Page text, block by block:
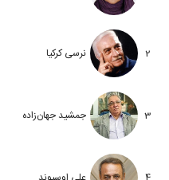
2 نرسی کرکیا
3 جمشید جهان‌زاده